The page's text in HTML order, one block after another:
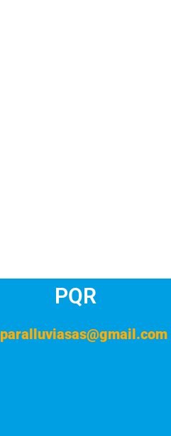
PQR
paralluviasas@gmail.com